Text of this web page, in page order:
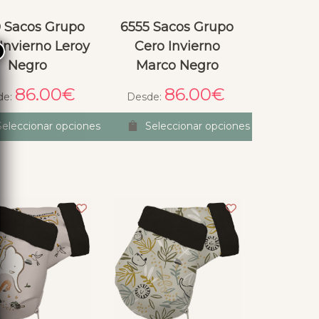
Sacos Grupo
Leroy
Negro
86.00€
Seleccionar opciones
6555 Sacos Grupo
Cero Invierno
Marco Negro
Desde: 86.00€
Seleccionar opciones